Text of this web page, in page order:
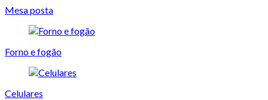
Mesa posta
Forno e fogão
Celulares